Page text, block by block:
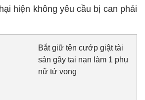
hiện không yêu cầu bị can phải
Bắt giữ tên cướp giật tài
sản gây tai nạn làm 1 phụ
nữ tử vong